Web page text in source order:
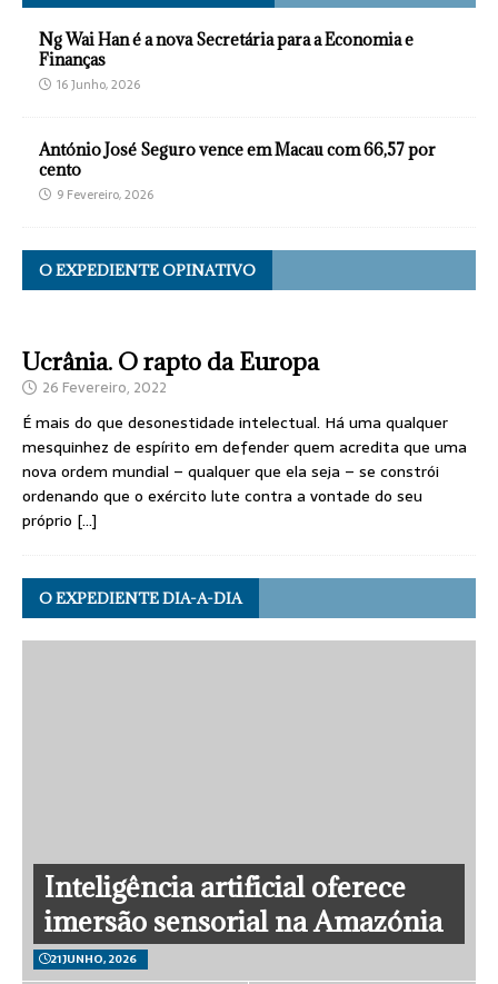
Ng Wai Han é a nova Secretária para a Economia e
Finanças
16 Junho, 2026
António José Seguro vence em Macau com 66,57 por
cento
9 Fevereiro, 2026
O EXPEDIENTE OPINATIVO
Ucrânia. O rapto da Europa
26 Fevereiro, 2022
É mais do que desonestidade intelectual. Há uma qualquer
mesquinhez de espírito em defender quem acredita que uma
nova ordem mundial – qualquer que ela seja – se constrói
ordenando que o exército lute contra a vontade do seu
próprio […]
O EXPEDIENTE DIA-A-DIA
Inteligência artificial oferece
imersão sensorial na Amazónia
21 JUNHO, 2026